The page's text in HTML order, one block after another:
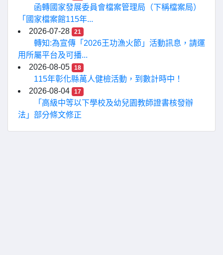
函轉國家發展委員會檔案管理局（下稱檔案局）
「國家檔案館115年...
2026-07-28
21
轉知:為宣傳「2026王功漁火節」活動訊息，請運
用所屬平台及可播...
2026-08-05
18
115年彰化縣萬人健檢活動，到數計時中！
2026-08-04
17
「高級中等以下學校及幼兒園教師證書核發辦
法」部分條文修正